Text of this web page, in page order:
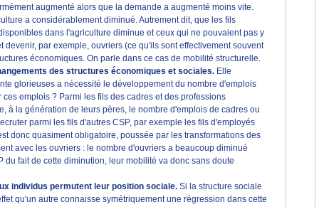
augmenté alors que la demande a augmenté moins vite.
a considérablement diminué. Autrement dit, que les fils
dans l'agriculture diminue et ceux qui ne pouvaient pas y
par exemple, ouvriers (ce qu'ils sont effectivement souvent
économiques. On parle dans ce cas de mobilité structurelle.
des structures économiques et sociales.Elle
glorieuses a nécessité le développement du nombre d'emplois
emplois ? Parmi les fils des cadres et des professions
à la génération de leurs pères, le nombre d'emplois de cadres ou
parmi les fils d'autres CSP, par exemple les fils d'employés
donc quasiment obligatoire, poussée par les transformations des
avec les ouvriers : le nombre d'ouvriers a beaucoup diminué
fait de cette diminution, leur mobilité va donc sans doute
individus permutent leur position sociale.Si la structure sociale
qu'un autre connaisse symétriquement une régression dans cette